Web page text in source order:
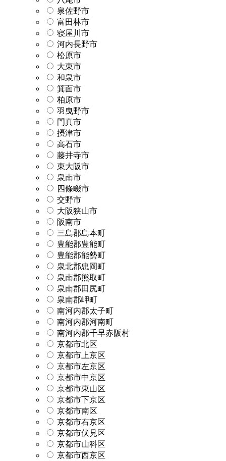
泉佐野市
富田林市
寝屋川市
河内長野市
松原市
大東市
和泉市
箕面市
柏原市
羽曳野市
門真市
摂津市
高石市
藤井寺市
東大阪市
泉南市
四條畷市
交野市
大阪狭山市
阪南市
三島郡島本町
豊能郡豊能町
豊能郡能勢町
泉北郡忠岡町
泉南郡熊取町
泉南郡田尻町
泉南郡岬町
南河内郡太子町
南河内郡河南町
南河内郡千早赤阪村
京都市北区
京都市上京区
京都市左京区
京都市中京区
京都市東山区
京都市下京区
京都市南区
京都市右京区
京都市伏見区
京都市山科区
京都市西京区